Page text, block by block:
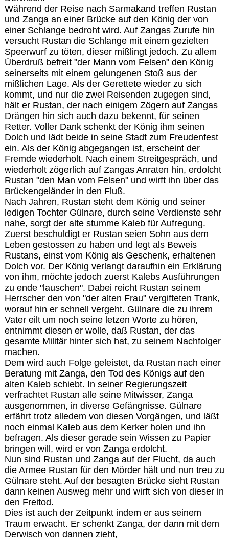
Während der Reise nach Sarmakand treffen Rustan
und Zanga an einer Brücke auf den König der von
einer Schlange bedroht wird. Auf Zangas Zurufe hin
versucht Rustan die Schlange mit einem gezielten
Speerwurf zu töten, dieser mißlingt jedoch. Zu allem
Überdruß befreit "der Mann vom Felsen" den König
seinerseits mit einem gelungenen Stoß aus der
mißlichen Lage. Als der Gerettete wieder zu sich
kommt, und nur die zwei Reisenden zugegen sind,
hält er Rustan, der nach einigem Zögern auf Zangas
Drängen hin sich auch dazu bekennt, für seinen
Retter. Voller Dank schenkt der König ihm seinen
Dolch und lädt beide in seine Stadt zum Freudenfest
ein. Als der König abgegangen ist, erscheint der
Fremde wiederholt. Nach einem Streitgespräch, und
wiederholt zögerlich auf Zangas Anraten hin, erdolcht
Rustan "den Man vom Felsen" und wirft ihn über das
Brückengeländer in den Fluß.
Nach Jahren, Rustan steht dem König und seiner
ledigen Tochter Gülnare, durch seine Verdienste sehr
nahe, sorgt der alte stumme Kaleb für Aufregung.
Zuerst beschuldigt er Rustan seien Sohn aus dem
Leben gestossen zu haben und legt als Beweis
Rustans, einst vom König als Geschenk, erhaltenen
Dolch vor. Der König verlangt daraufhin ein Erklärung
von ihm, möchte jedoch zuerst Kalebs Ausführungen
zu ende "lauschen". Dabei reicht Rustan seinem
Herrscher den von "der alten Frau" vergifteten Trank,
worauf hin er schnell vergeht. Gülnare die zu ihrem
Vater eilt um noch seine letzen Worte zu hören,
entnimmt diesen er wolle, daß Rustan, der das
gesamte Militär hinter sich hat, zu seinem Nachfolger
machen.
Dem wird auch Folge geleistet, da Rustan nach einer
Beratung mit Zanga, den Tod des Königs auf den
alten Kaleb schiebt. In seiner Regierungszeit
verfrachtet Rustan alle seine Mitwisser, Zanga
ausgenommen, in diverse Gefängnisse. Gülnare
erfährt trotz alledem von diesen Vorgängen, und läßt
noch einmal Kaleb aus dem Kerker holen und ihn
befragen. Als dieser gerade sein Wissen zu Papier
bringen will, wird er von Zanga erdolcht.
Nun sind Rustan und Zanga auf der Flucht, da auch
die Armee Rustan für den Mörder hält und nun treu zu
Gülnare steht. Auf der besagten Brücke sieht Rustan
dann keinen Ausweg mehr und wirft sich von dieser in
den Freitod.
Dies ist auch der Zeitpunkt indem er aus seinem
Traum erwacht. Er schenkt Zanga, der dann mit dem
Derwisch von dannen zieht,